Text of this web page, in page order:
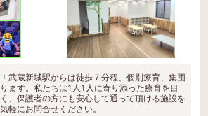
武蔵新城駅からは徒歩７分程、個別療育、集団
ます。私たちは1人1人に寄り添った療育を目
、保護者の方にも安心して通って頂ける施設を
軽にお問合せください。